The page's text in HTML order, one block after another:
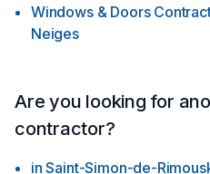
Windows & Doors
Neiges
Are you looking for
contractor?
in Saint-Simon-de-